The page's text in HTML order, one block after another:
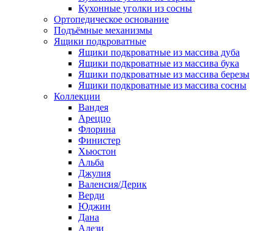
Кухонные уголки из сосны
Ортопедическое основание
Подъёмные механизмы
Ящики подкроватные
Ящики подкроватные из массива дуба
Ящики подкроватные из массива бука
Ящики подкроватные из массива березы
Ящики подкроватные из массива сосны
Коллекции
Вандея
Ареццо
Флорина
Финистер
Хьюстон
Альба
Джулия
Валенсия/Дерик
Верди
Юджин
Дана
Алези